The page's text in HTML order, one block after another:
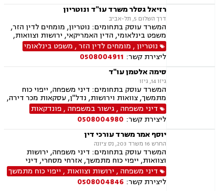
רזיאל גסלר משרד עו"ד ונוטריון
דרך השלום 5, תל-אביב
המשרד עוסק בתחומים: נוטריון, מומחים לדין הזר,
משפט בינלאומי, הדין האמריקאי, ירושות וצוואות,
ברירת דין
נוטריון, מומחים לדין הזר, משפט בינלאומי
ליצירת קשר: 0508004911
סימה אלטמן עו"ד
גיזו 14, גיזו
המשרד עוסק בתחומים: דיני משפחה, ייפוי כוח
מתמשך, צוואות וירושות, נדל"ן, עסקאות מכר דירה,
משפט אזרחי
דיני משפחה ,גישור במשפחה , פונדקאות
ליצירת קשר: 0508004980
יוסף אמר משרד עורכי דין
החרש 16 משרד 203, נס ציונה
המשרד עוסק בתחומים: דיני משפחה, ירושות
וצוואות, ייפוי כוח מתמשך, אזרחי מסחרי, דיני
חברות, דיני חוזים, חוקתי מנהלי, חטיפת ילדים,
סכסוך בין בעלי מניות, תביעות חוב, תיאום הורי,
לשון הרע, בוררות וגישור.
דיני משפחה , ירושות וצוואות , ייפוי כוח מתמשך
ליצירת קשר: 0508004846